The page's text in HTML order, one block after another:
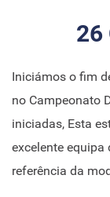
26
Iniciámos o fim
no Campeonato
iniciadas, Esta
excelente equipa
referência da